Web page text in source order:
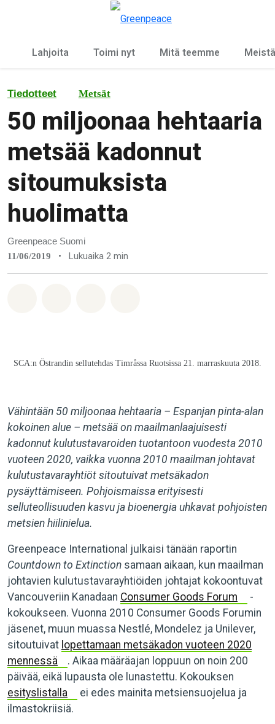
Lahjoita Toimi nyt Mitä teemme Meistä
Tiedotteet Metsät
50 miljoonaa hehtaaria
metsää kadonnut
sitoumuksista
huolimatta
Greenpeace Suomi
11/06/2019 • Lukuaika 2 min
SCA:n Östrandin sellutehdas Timråssa Ruotsissa 21. marraskuuta 2018.
Vähintään 50 miljoonaa hehtaaria – Espanjan pinta-alan
kokoinen alue – metsää on maailmanlaajuisesti
kadonnut kulutustavaroiden tuotantoon vuodesta 2010
vuoteen 2020, vaikka vuonna 2010 maailman johtavat
kulutustavarayhtiöt sitoutuivat metsäkadon
pysäyttämiseen. Pohjoismaissa erityisesti
selluteollisuuden kasvu ja bioenergia uhkavat pohjoisten
metsien hiilinielua.
Greenpeace International julkaisi tänään raportin
Countdown to Extinction samaan aikaan, kun maailman
johtavien kulutustavarayhtiöiden johtajat kokoontuvat
Vancouveriin Kanadaan Consumer Goods Forum
-
kokoukseen. Vuonna 2010 Consumer Goods Forumin
jäsenet, muun muassa Nestlé, Mondelez ja Unilever,
sitoutuivat lopettamaan metsäkadon vuoteen 2020
mennessä
. Aikaa määräajan loppuun on noin 200
päivää, eikä lupausta ole lunastettu. Kokouksen
esityslistalla
ei edes mainita metsiensuojelua ja
ilmastokriisiä.